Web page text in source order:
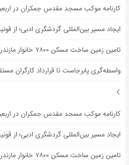
کارنامه موکب مسجد مقدس جمکران در اربعین/۵۰ هزار پرس غذای
ایجاد مسیر بین‌المللی گردشگری ادبی؛ از
تامین زمین ساخت مسکن ۷۸۰۰ خانوار مازندرانی
واسطه‌گری پابرجاست تا قرارداد کارگران
کارنامه موکب مسجد مقدس جمکران در اربعین/۵۰ هزار پرس غذای
ایجاد مسیر بین‌المللی گردشگری ادبی؛ از
تامین زمین ساخت مسکن ۷۸۰۰ خانوار مازندرانی